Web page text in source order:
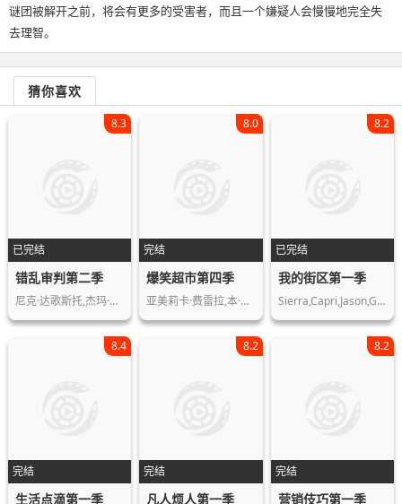
谜团被解开之前，将会有更多的受害者，而且一个嫌疑人会慢慢地完全失
去理智。
猜你喜欢
已完结
8.3
错乱审判第二季
尼克·达歌斯托,杰玛·梅斯,史蒂文·博…
完结
8.0
爆笑超市第四季
亚美莉卡·费雷拉,本·费德曼
已完结
8.2
我的街区第一季
Sierra,Capri,Jason,Genao,Brett,Gray,…
完结
8.4
生活点滴第一季
完结
8.2
凡人烦人第一季
完结
8.2
营销伎巧第一季